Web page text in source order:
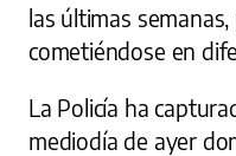
las últimas
cometiéndose en
La Policía ha
mediodía de ayer